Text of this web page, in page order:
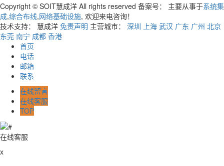
Copyright © SOIT慧成洋 All rights reserved 备案号：
主要从事于系统集
成,综合布线,网络基础设施, 欢迎来电咨询！
技术支持： 慧成洋 免责声明 主营城市： 深圳 上海 武汉 广东 广州 北京
东莞 南宁 成都 香港
首页
电话
邮箱
联系
在线留言
在线客服
TOP
在线客服
x